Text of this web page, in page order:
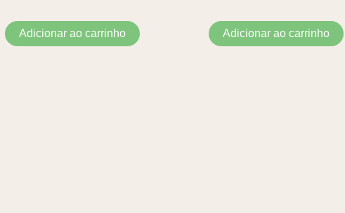
Adicionar ao carrinho Adicionar ao carrinho